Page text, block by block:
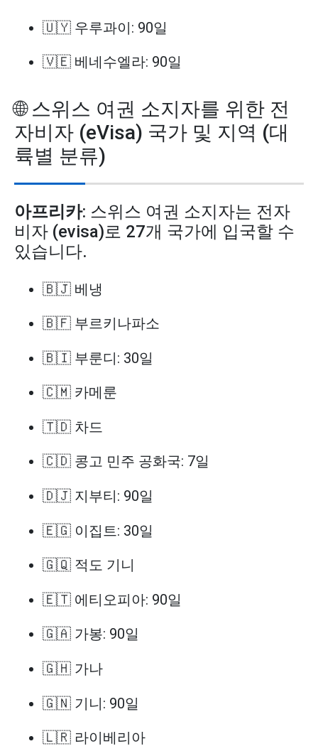
🇺🇾 우루과이: 90일
🇻🇪 베네수엘라: 90일
🌐 스위스 여권 소지자를 위한 전
자비자 (eVisa) 국가 및 지역 (대
륙별 분류)
아프리카: 스위스 여권 소지자는 전자
비자 (evisa)로 27개 국가에 입국할 수
있습니다.
🇧🇯 베냉
🇧🇫 부르키나파소
🇧🇮 부룬디: 30일
🇨🇲 카메룬
🇹🇩 차드
🇨🇩 콩고 민주 공화국: 7일
🇩🇯 지부티: 90일
🇪🇬 이집트: 30일
🇬🇶 적도 기니
🇪🇹 에티오피아: 90일
🇬🇦 가봉: 90일
🇬🇭 가나
🇬🇳 기니: 90일
🇱🇷 라이베리아